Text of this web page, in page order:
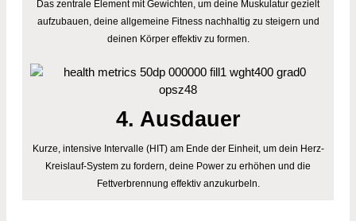
Das zentrale Element mit Gewichten, um deine Muskulatur gezielt
aufzubauen, deine allgemeine Fitness nachhaltig zu steigern und
deinen Körper effektiv zu formen.
4. Ausdauer
Kurze, intensive Intervalle (HIT) am Ende der Einheit, um dein Herz-
Kreislauf-System zu fordern, deine Power zu erhöhen und die
Fettverbrennung effektiv anzukurbeln.